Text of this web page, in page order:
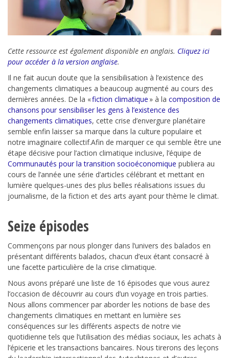
Cette ressource est également disponible en anglais. Cliquez ici
pour accéder à la version anglaise.
Il ne fait aucun doute que la sensibilisation à l’existence des
changements climatiques a beaucoup augmenté au cours des
dernières années. De la «fiction climatique » à la composition de
chansons pour sensibiliser les gens à l’existence des
changements climatiques, cette crise d’envergure planétaire
semble enfin laisser sa marque dans la culture populaire et
notre imaginaire collectif.Afin de marquer ce qui semble être une
étape décisive pour l’action climatique inclusive, l’équipe de
Communautés pour la transition socioéconomique publiera au
cours de l’année une série d’articles célébrant et mettant en
lumière quelques-unes des plus belles réalisations issues du
journalisme, de la fiction et des arts ayant pour thème le climat.
Seize épisodes
Commençons par nous plonger dans l’univers des balados en
présentant différents balados, chacun d’eux étant consacré à
une facette particulière de la crise climatique.
Nous avons préparé une liste de 16 épisodes que vous aurez
l’occasion de découvrir au cours d’un voyage en trois parties.
Nous allons commencer par aborder les notions de base des
changements climatiques en mettant en lumière ses
conséquences sur les différents aspects de notre vie
quotidienne tels que l’utilisation des médias sociaux, les achats à
l’épicerie et les transactions bancaires. Nous tirerons des leçons